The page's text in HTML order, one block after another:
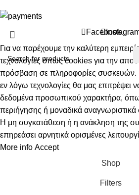
Facebook
Για να παρέχουμε την καλύτερη
τεχνολογίες όπως cookies για την
πρόσβαση σε πληροφορίες συσκευών.
εν λόγω τεχνολογίες θα μας επιτρέψει
δεδομένα προσωπικού χαρακτήρα,
περιήγησης ή μοναδικά αναγνωριστικά
Η μη συγκατάθεση ή η ανάκληση της
επηρεάσει αρνητικά ορισμένες
More info Accept
Shop
Filters